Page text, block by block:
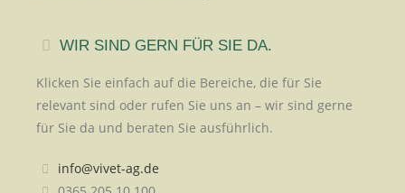
WIR SIND GERN FÜR SIE DA.
Klicken Sie einfach auf die Bereiche, die für Sie
relevant sind oder rufen Sie uns an – wir sind gerne
für Sie da und beraten Sie ausführlich.
info@vivet-ag.de